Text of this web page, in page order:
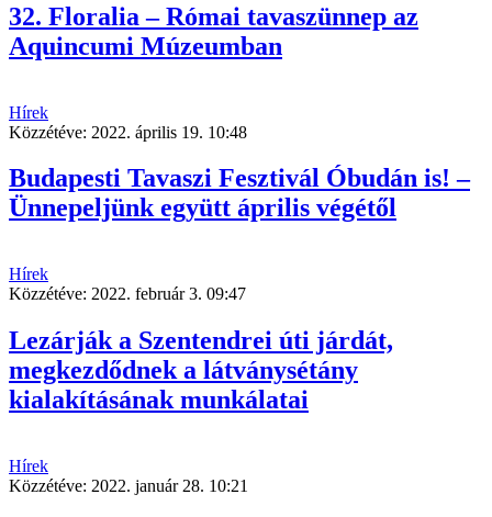
32. Floralia – Római tavaszünnep az
Aquincumi Múzeumban
Hírek
Közzétéve: 2022. április 19. 10:48
Budapesti Tavaszi Fesztivál Óbudán is! –
Ünnepeljünk együtt április végétől
Hírek
Közzétéve: 2022. február 3. 09:47
Lezárják a Szentendrei úti járdát,
megkezdődnek a látványsétány
kialakításának munkálatai
Hírek
Közzétéve: 2022. január 28. 10:21